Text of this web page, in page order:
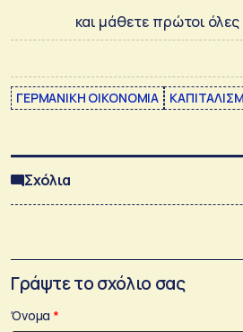
και μάθετε πρώτοι όλες
ΓΕΡΜΑΝΙΚΗ ΟΙΚΟΝΟΜΙΑ
Σχόλια
Γράψτε το σχόλιο σας
Όνομα